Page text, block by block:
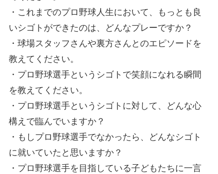
・これまでのプロ野球人生において、もっとも良
いシゴトができたのは、どんなプレーですか？
・球場スタッフさんや裏方さんとのエピソードを
教えてください。
・プロ野球選手というシゴトで笑顔になれる瞬間
を教えてください。
・プロ野球選手というシゴトに対して、どんな心
構えで臨んでいますか？
・もしプロ野球選手でなかったら、どんなシゴト
に就いていたと思いますか？
・プロ野球選手を目指している子どもたちに一言